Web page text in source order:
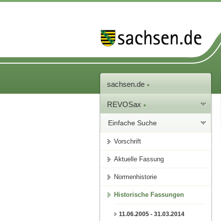
sachsen.de
REVOSax
Einfache Suche
Vorschrift
Aktuelle Fassung
Normenhistorie
Historische Fassungen
11.06.2005 - 31.03.2014